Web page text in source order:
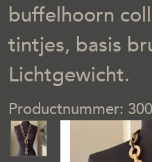
buffelhoorn
tintjes, basis
Lichtgewicht.